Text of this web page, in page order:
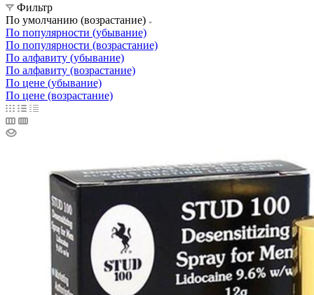
Фильтр
По умолчанию (возрастание)
По популярности (убывание)
По популярности (возрастание)
По алфавиту (убывание)
По алфавиту (возрастание)
По цене (убывание)
По цене (возрастание)